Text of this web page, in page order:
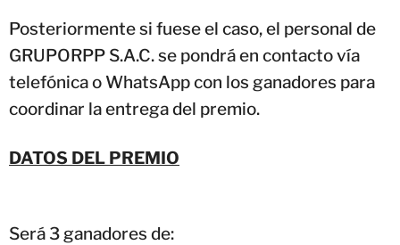
Posteriormente si fuese el caso, el personal de
GRUPORPP S.A.C. se pondrá en contacto vía
telefónica o WhatsApp con los ganadores para
coordinar la entrega del premio.
DATOS DEL PREMIO
Será 3 ganadores de: